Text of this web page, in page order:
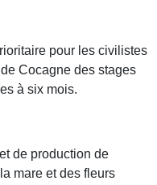
pour les civilistes
Cocagne des stages
à six mois.
de production de
mare et des fleurs